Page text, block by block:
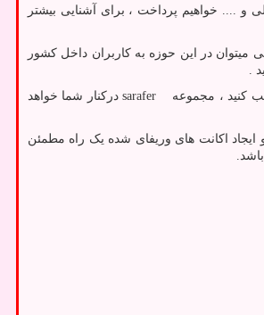
.... خواهیم پرداخت ، برای آشنایی بیشتر
در این حوزه به کاربران داخل کشور
.
کنید ، مجموعه saraferدرکنار شما خواهد
اکانت های وریفای شده یک راه مطمئن